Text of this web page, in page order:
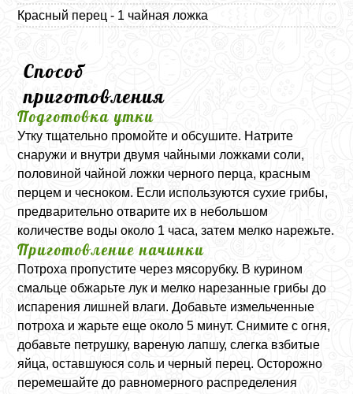
Красный перец - 1 чайная ложка
Способ
приготовления
Подготовка утки
Утку тщательно промойте и обсушите. Натрите
снаружи и внутри двумя чайными ложками соли,
половиной чайной ложки черного перца, красным
перцем и чесноком. Если используются сухие грибы,
предварительно отварите их в небольшом
количестве воды около 1 часа, затем мелко нарежьте.
Приготовление начинки
Потроха пропустите через мясорубку. В курином
смальце обжарьте лук и мелко нарезанные грибы до
испарения лишней влаги. Добавьте измельченные
потроха и жарьте еще около 5 минут. Снимите с огня,
добавьте петрушку, вареную лапшу, слегка взбитые
яйца, оставшуюся соль и черный перец. Осторожно
перемешайте до равномерного распределения